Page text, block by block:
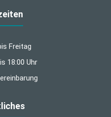
Freitag
18:00 Uhr